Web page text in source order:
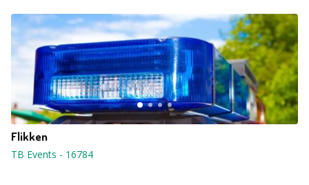
Flikken
TB Events - 16784